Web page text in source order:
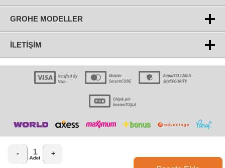
- +
GROHE MODELLER
İLETIŞIM